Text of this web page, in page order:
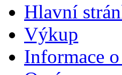
Hlavní
Výkup
Informace